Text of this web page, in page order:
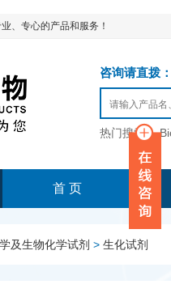
、专心的产品和服务！
咨询请直拨
热门搜索：
首 页
及生物化学试剂 > 生化试剂